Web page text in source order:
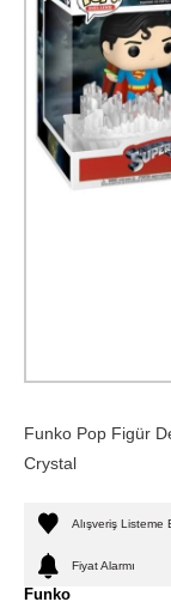
Funko Pop Figür
Crystal
Alışveriş Listeme
Fiyat Alarmı
Funko